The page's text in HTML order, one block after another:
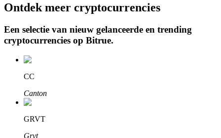
Auto Invest
Grijp langetermijnwinst en flexibele belangen
Ontdek meer cryptocurrencies
Een selectie van nieuw gelanceerde en trending
cryptocurrencies op Bitrue.
CC
Canton
GRVT
Grvt